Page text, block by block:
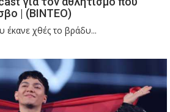
| (ΒΙΝΤΕΟ)
έκανε χθές το βράδυ...